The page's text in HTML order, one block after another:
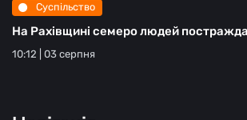
Суспільство
На Рахівщині семеро людей
10:12 | 03 серпня